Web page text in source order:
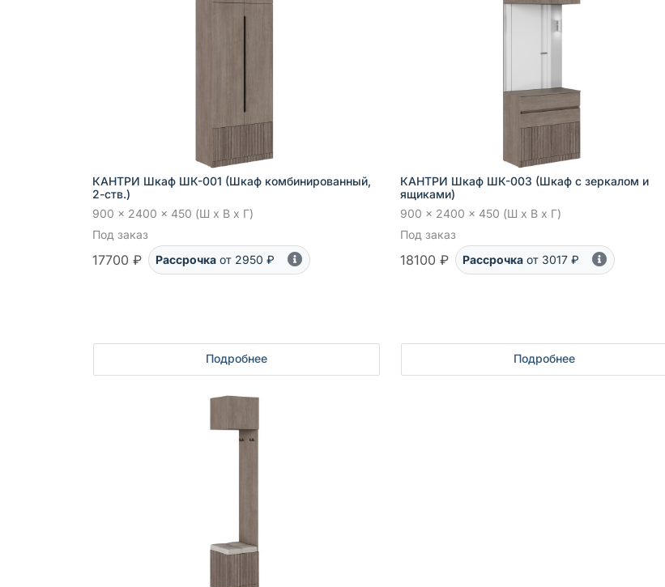
КАНТРИ Шкаф ШК-001 (Шкаф комбинированный,
2-ств.)
900 x 2400 x 450 (Ш x В x Г)
Под заказ
17700 ₽ Рассрочка от 2950 ₽
Подробнее
КАНТРИ Шкаф ШК-003 (Шкаф с зеркалом и
ящиками)
900 x 2400 x 450 (Ш x В x Г)
Под заказ
18100 ₽ Рассрочка от 3017 ₽
Подробнее